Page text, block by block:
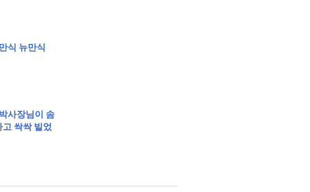
식 뉴만식
사장님이 솜
싹싹 빌었